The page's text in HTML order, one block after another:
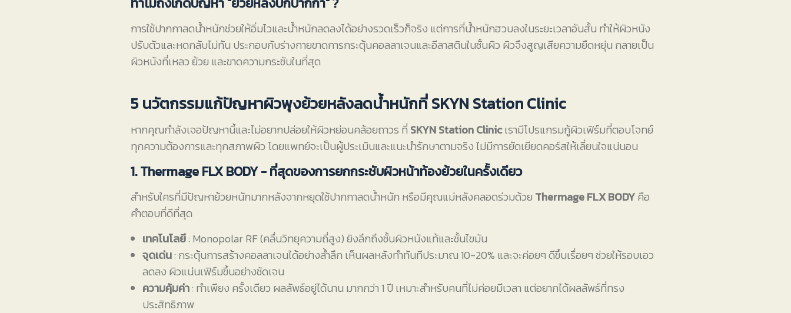
การใช้ปากกาลดน้ำหนักช่วยให้อิ่มไวและน้ำหนักลดลงได้อย่างรวดเร็วก็จริง แต่การที่น้ำหนักฮวบลงในระยะเวลาอันสั้น ทำให้ผิวหนัง
ปรับตัวและหดกลับไม่ทัน ประกอบกับร่างกายขาดการกระตุ้นคอลลาเจนและอีลาสตินในชั้นผิว ผิวจึงสูญเสียความยืดหยุ่น กลายเป็น
ผิวหนังที่เหลว ย้วย และขาดความกระชับในที่สุด
5 นวัตกรรมแก้ปัญหาผิวพุงย้วยหลังลดน้ำหนักที่ SKYN Station Clinic
หากคุณกำลังเจอปัญหานี้และไม่อยากปล่อยให้ผิวหย่อนคล้อยถาวร ที่ SKYN Station Clinicเรามีโปรแกรมกู้ผิวเฟิร์มที่ตอบโจทย์
ทุกความต้องการและทุกสภาพผิว โดยแพทย์จะเป็นผู้ประเมินและแนะนำรักษาตามจริง ไม่มีการยัดเยียดคอร์สให้เลี่ยนใจแน่นอน
1. Thermage FLX BODY - ที่สุดของการยกกระชับผิวหน้าท้องย้วยในครั้งเดียว
สำหรับใครที่มีปัญหาย้วยหนักมากหลังจากหยุดใช้ปากกาลดน้ำหนัก หรือมีคุณแม่หลังคลอดร่วมด้วย Thermage FLX BODYคือ
คำตอบที่ดีที่สุด
เทคโนโลยี: Monopolar RF (คลื่นวิทยุความถี่สูง) ยิงลึกถึงชั้นผิวหนังแท้และชั้นไขมัน
จุดเด่น: กระตุ้นการสร้างคอลลาเจนได้อย่างล้ำลึก เห็นผลหลังทำทันทีประมาณ 10-20% และจะค่อยๆ ดีขึ้นเรื่อยๆ ช่วยให้รอบเอว
ลดลง ผิวแน่นเฟิร์มขึ้นอย่างชัดเจน
ความคุ้มค่า: ทำเพียง ครั้งเดียว ผลลัพธ์อยู่ได้นาน มากกว่า 1 ปี เหมาะสำหรับคนที่ไม่ค่อยมีเวลา แต่อยากได้ผลลัพธ์ที่ทรง
ประสิทธิภาพ